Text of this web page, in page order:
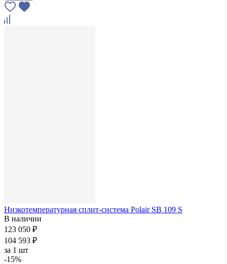
Низкотемпературная сплит-система Polair SB 109 S
В наличии
123 050 ₽
104 593 ₽
за 1 шт
-15%